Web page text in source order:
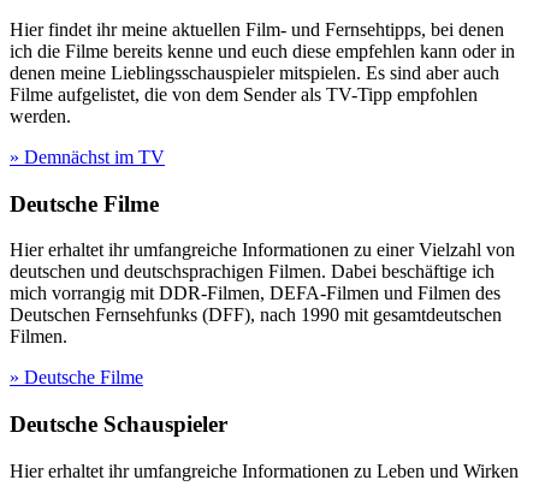
Hier findet ihr meine aktuellen Film- und Fernsehtipps, bei denen
ich die Filme bereits kenne und euch diese empfehlen kann oder in
denen meine Lieblingsschauspieler mitspielen. Es sind aber auch
Filme aufgelistet, die von dem Sender als TV-Tipp empfohlen
werden.
» Demnächst im TV
Deutsche Filme
Hier erhaltet ihr umfangreiche Informationen zu einer Vielzahl von
deutschen und deutschsprachigen Filmen. Dabei beschäftige ich
mich vorrangig mit DDR-Filmen, DEFA-Filmen und Filmen des
Deutschen Fernsehfunks (DFF), nach 1990 mit gesamtdeutschen
Filmen.
» Deutsche Filme
Deutsche Schauspieler
Hier erhaltet ihr umfangreiche Informationen zu Leben und Wirken